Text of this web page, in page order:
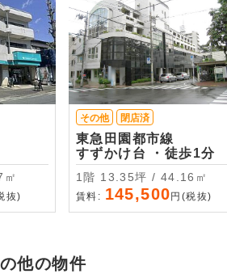
㎡
抜)
その他 閉店済
東急田園都市線
すずかけ台 ・徒歩1分
1階 13.35坪 / 44.16㎡
賃料: 145,500 円(税抜)
他の物件